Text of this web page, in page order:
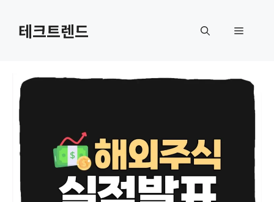
테크트렌드 메